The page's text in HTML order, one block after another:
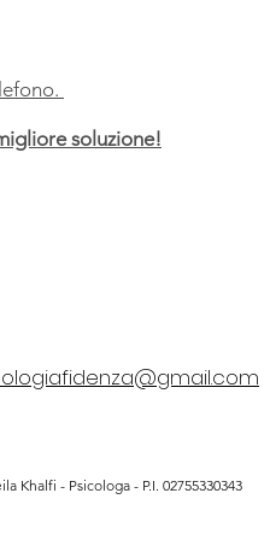
soluzione!
Khalfi - Psicologa - P.I. 02755330343